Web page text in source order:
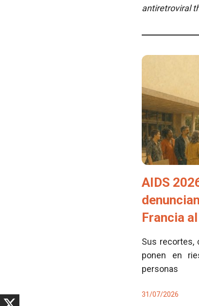
antiretroviral
AIDS
Francia
Sus recortes,
ponen en
personas
31/07/2026